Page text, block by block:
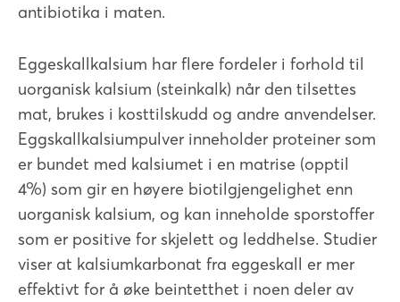
antibiotika i maten.
Eggeskallkalsium har flere fordeler i forhold til
uorganisk kalsium (steinkalk) når den tilsettes
mat, brukes i kosttilskudd og andre anvendelser.
Eggskallkalsiumpulver inneholder proteiner som
er bundet med kalsiumet i en matrise (opptil
4%) som gir en høyere biotilgjengelighet enn
uorganisk kalsium, og kan inneholde sporstoffer
som er positive for skjelett og leddhelse. Studier
viser at kalsiumkarbonat fra eggeskall er mer
effektivt for å øke beintetthet i noen deler av